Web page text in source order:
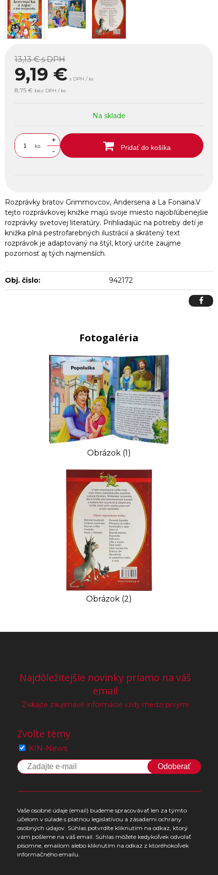
13,13 €s DPH
9,19 € s DPH / ks
8,75 € bez DPH / ks
Na sklade
ks
+
-
Pridať do košíka
Rozprávky bratov Grimmovcov, Andersena a La Fonaina.V
tejto rozprávkovej knižke majú svoje miesto najobľúbenejšie
rozprávky svetovej literatúry. Prihliadajúc na potreby detí je
knižka plná pestrofarebných ilustrácií a skrátený text
rozprávok je adaptovaný na štýl, ktorý určite zaujme
pozornosť aj tých najmenších.
Obj. čislo: 942172
Fotogaléria
Obrázok (1)
Obrázok (2)
Najdôležitejšie novinky priamo na váš
email
Získajte zaujímavé informácie vždy medzi prvými
Zvoľte témy
KIN-News
Odoberať
Vaše osobné údaje (email) budeme spracovávať len za týmto
účelom v súlade s platnou legislatívou a zásadami ochrany
osobných údajov. Súhlas potvrdíte kliknutím na odkaz, ktorý
vám pošleme na váš email. Súhlas môžete kedykoľvek odvolať
písomne, emailom alebo kliknutím na odkaz z ktoréhokoľvek
informačného emailu.